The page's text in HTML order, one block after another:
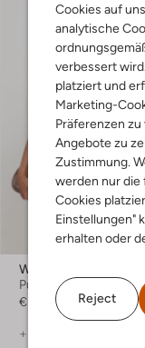
Cookies auf
analytische
verbessert
platziert und
Marketing-
Präferenzen
Angebote zu
Zustimmung.
werden nur die
Cookies
Einstellungen"
erhalten oder
Reject
Withblack
Pullover
€ 69,99
+ mehr farben